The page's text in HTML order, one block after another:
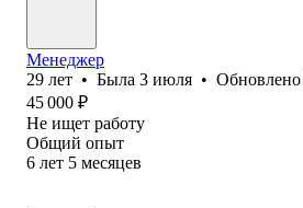
Менеджер
29 лет • Была 3 июля • Обновлено
45 000 ₽
Не ищет работу
Общий опыт
6 лет 5 месяцев